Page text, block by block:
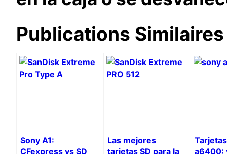
Publications
Sony A1:
CFexpress vs SD
Las mejores
tarjetas SD para la
a6400: